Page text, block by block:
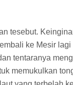
tesebut.
ke Mesir
tentaranya
memukulkan